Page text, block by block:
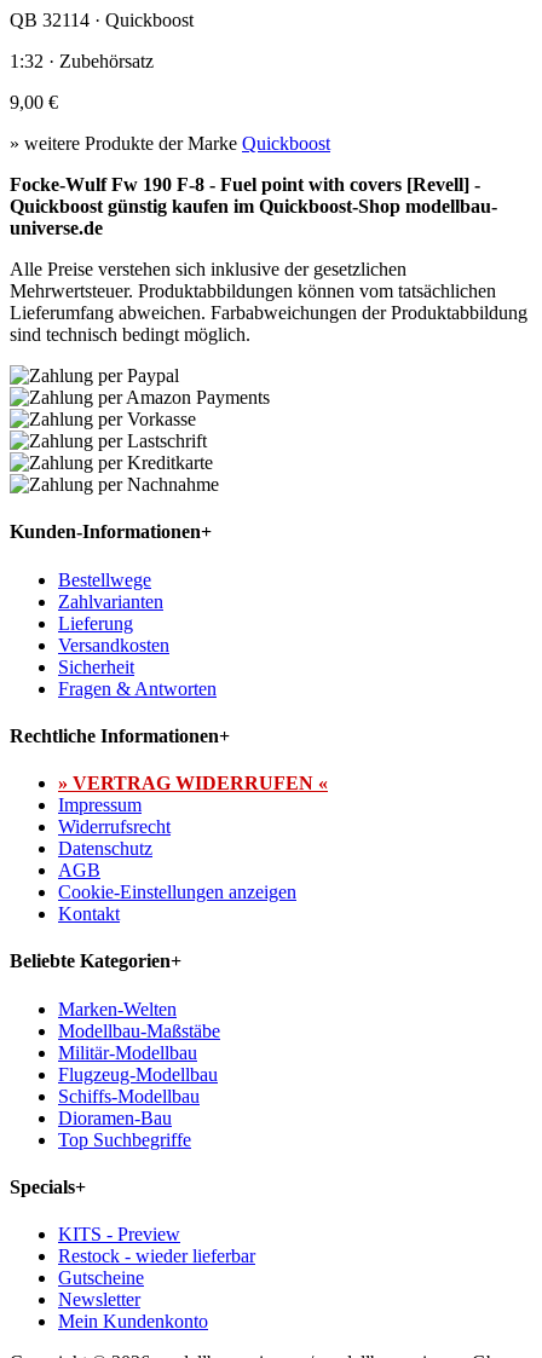
QB 32114 · Quickboost
1:32 · Zubehörsatz
9,00 €
» weitere Produkte der Marke Quickboost
Focke-Wulf Fw 190 F-8 - Fuel point with covers [Revell] -
Quickboost günstig kaufen im Quickboost-Shop modellbau-
universe.de
Alle Preise verstehen sich inklusive der gesetzlichen
Mehrwertsteuer. Produktabbildungen können vom tatsächlichen
Lieferumfang abweichen. Farbabweichungen der Produktabbildung
sind technisch bedingt möglich.
Kunden-Informationen+
Bestellwege
Zahlvarianten
Lieferung
Versandkosten
Sicherheit
Fragen & Antworten
Rechtliche Informationen+
» VERTRAG WIDERRUFEN «
Impressum
Widerrufsrecht
Datenschutz
AGB
Cookie-Einstellungen anzeigen
Kontakt
Beliebte Kategorien+
Marken-Welten
Modellbau-Maßstäbe
Militär-Modellbau
Flugzeug-Modellbau
Schiffs-Modellbau
Dioramen-Bau
Top Suchbegriffe
Specials+
KITS - Preview
Restock - wieder lieferbar
Gutscheine
Newsletter
Mein Kundenkonto